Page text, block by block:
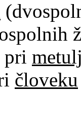
pri
človeku